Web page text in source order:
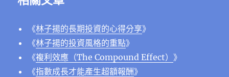
《林子揚的長期投資的心得分享》
《林子揚的投資風格的重點》
《複利效應（The Compound Effect）》
《指數成長才能產生超額報酬》